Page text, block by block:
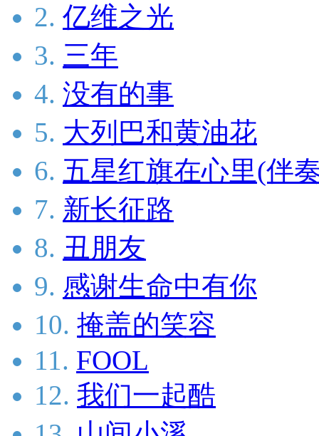
2. 亿维之光
3. 三年
4. 没有的事
5. 大列巴和黄油花
6. 五星红旗在心里(伴
7. 新长征路
8. 丑朋友
9. 感谢生命中有你
10. 掩盖的笑容
11. FOOL
12. 我们一起酷